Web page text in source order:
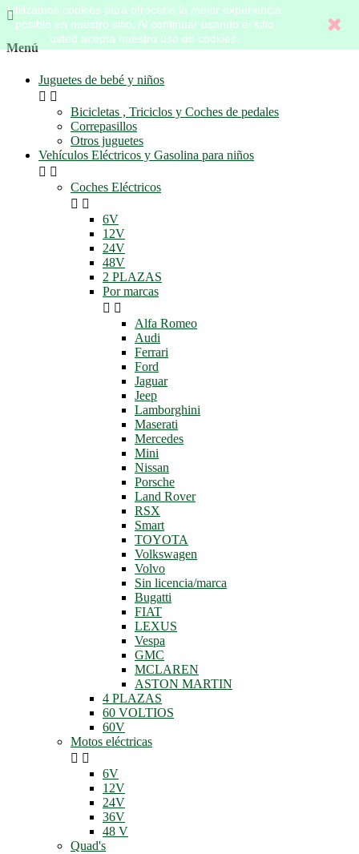
Utilizamos cookies para ofrecerle la mejor experiencia
posible en nuestro sitio. Al continuar usando el sitio
usted acepta nuestro uso de cookies.

Menú
Juguetes de bebé y niños
 
Bicicletas , Triciclos y Coches de pedales
Correpasillos
Otros juguetes
Vehículos Eléctricos y Gasolina para niños
 
Coches Eléctricos
 
6V
12V
24V
48V
2 PLAZAS
Por marcas
 
Alfa Romeo
Audi
Ferrari
Ford
Jaguar
Jeep
Lamborghini
Maserati
Mercedes
Mini
Nissan
Porsche
Land Rover
RSX
Smart
TOYOTA
Volkswagen
Volvo
Sin licencia/marca
Bugatti
FIAT
LEXUS
Vespa
GMC
MCLAREN
ASTON MARTIN
4 PLAZAS
60 VOLTIOS
60V
Motos eléctricas
 
6V
12V
24V
36V
48 V
Quad's